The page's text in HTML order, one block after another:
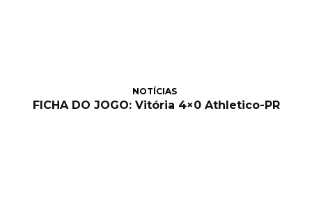
NOTÍCIAS
FICHA DO JOGO: Vitória 4×0 Athletico-PR